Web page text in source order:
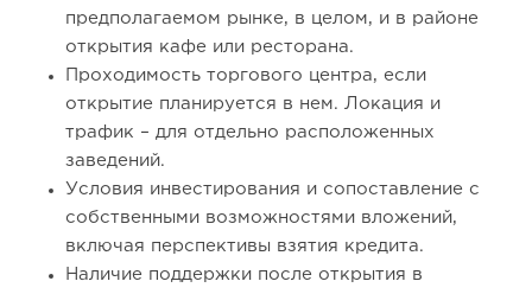
предполагаемом рынке, в целом, и в районе
открытия кафе или ресторана.
Проходимость торгового центра, если
открытие планируется в нем. Локация и
трафик – для отдельно расположенных
заведений.
Условия инвестирования и сопоставление с
собственными возможностями вложений,
включая перспективы взятия кредита.
Наличие поддержки после открытия в